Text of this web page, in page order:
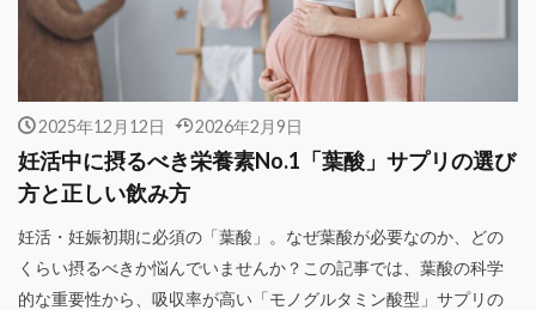
2025年12月12日 2026年2月9日
妊活中に摂るべき栄養素No.1「葉酸」サプリの選び
方と正しい飲み方
妊活・妊娠初期に必須の「葉酸」。なぜ葉酸が必要なのか、どの
くらい摂るべきか悩んでいませんか？この記事では、葉酸の科学
的な重要性から、吸収率が高い「モノグルタミン酸型」サプリの